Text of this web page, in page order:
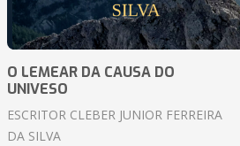
O LEMEAR DA CAUSA DO
UNIVESO
ESCRITOR CLEBER JUNIOR FERREIRA
DA SILVA